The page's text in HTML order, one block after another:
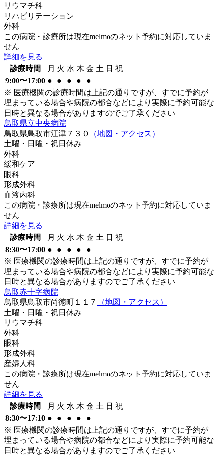
リウマチ科
リハビリテーション
外科
この病院・診療所は現在melmoのネット予約に対応していま
せん
詳細を見る
診療時間
月 火 水 木 金 土 日 祝
9:00〜17:00 ● ● ● ●
●
※ 医療機関の診療時間は上記の通りですが、すでに予約が
埋まっている場合や病院の都合などにより実際に予約可能な
日時と異なる場合がありますのでご了承ください
鳥取県立中央病院
鳥取県鳥取市江津７３０
（地図・アクセス）
土曜・日曜・祝日 休み
外科
緩和ケア
眼科
形成外科
血液内科
この病院・診療所は現在melmoのネット予約に対応していま
せん
詳細を見る
診療時間
月 火 水 木 金 土 日 祝
8:30〜17:00 ● ● ● ●
●
※ 医療機関の診療時間は上記の通りですが、すでに予約が
埋まっている場合や病院の都合などにより実際に予約可能な
日時と異なる場合がありますのでご了承ください
鳥取赤十字病院
鳥取県鳥取市尚徳町１１７
（地図・アクセス）
土曜・日曜・祝日 休み
リウマチ科
外科
眼科
形成外科
産婦人科
この病院・診療所は現在melmoのネット予約に対応していま
せん
詳細を見る
診療時間
月 火 水 木 金 土 日 祝
8:30〜17:10 ● ● ● ●
●
※ 医療機関の診療時間は上記の通りですが、すでに予約が
埋まっている場合や病院の都合などにより実際に予約可能な
日時と異なる場合がありますのでご了承ください